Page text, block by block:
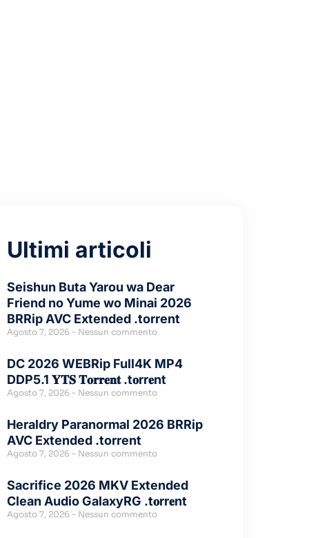
Ultimi articoli
Seishun Buta Yarou wa Dear
Friend no Yume wo Minai 2026
BRRip AVC Extended .torrent
Agosto 7, 2026 Nessun commento
DC 2026 WEBRip Full4K MP4
DDP5.1 𝐘𝐓𝐒 𝐓𝐨𝐫𝐫𝐞𝐧𝐭 .t𝐨rr𝐞nt
Agosto 7, 2026 Nessun commento
Heraldry Paranormal 2026 BRRip
AVC Extended .torrent
Agosto 7, 2026 Nessun commento
Sacrifice 2026 MKV Extended
Clean Audio GalaxyRG .t𝐨rr𝐞nt
Agosto 7, 2026 Nessun commento